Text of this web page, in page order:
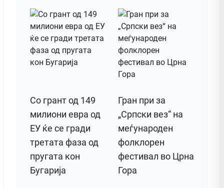
Со грант од 149
милиони евра од
ЕУ ќе се гради
третата фаза од
пругата кон
Бугарија
Гран при за
„Српски вез“ на
меѓународен
фолклорен
фестивал во Црна
Гора